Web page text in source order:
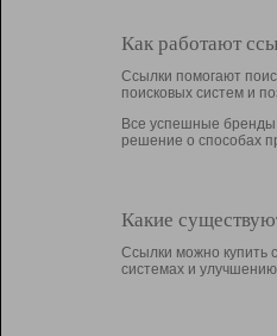
Как работают
Ссылки помогают
поисковых систем и
Все успешные бренды
решение о способах
Какие
Ссылки можно купить
системах и улучшению